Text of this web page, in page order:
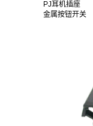
PJ耳机插座
金属按钮开关